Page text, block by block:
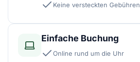
Keine versteckten Gebühren
Einfache Buchung
Online rund um die Uhr